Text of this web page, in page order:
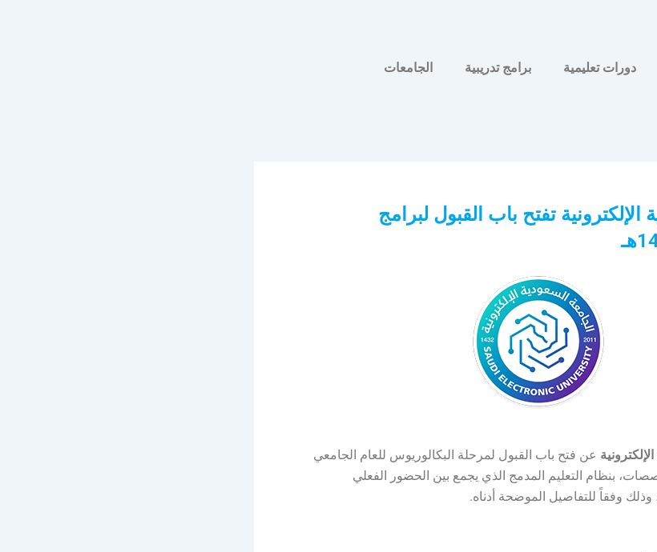
دورات تعليمية برامج تدريبية الجامعات
الإلكترونية تفتح باب القبول لبرامج
عن فتح باب القبول لمرحلة البكالوريوس للعام الجامعي
بنظام التعليم المدمج الذي يجمع بين الحضور الفعلي
وذلك وفقاً للتفاصيل الموضحة أدناه.